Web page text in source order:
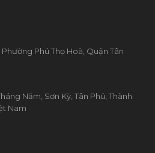
Phường Phú Thọ Hoà, Quận Tân
Năm, Sơn Kỳ, Tân Phú, Thành
Nam